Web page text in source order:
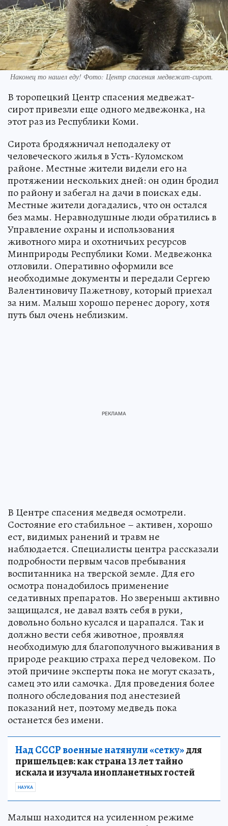
Наконец то нашел еду! Фото: Центр спасения медвежат-сирот.
В торопецкий Центр спасения медвежат-
сирот привезли еще одного медвежонка, на
этот раз из Республики Коми.
Сирота бродяжничал неподалеку от
человеческого жилья в Усть-Куломском
районе. Местные жители видели его на
протяжении нескольких дней: он один бродил
по району и забегал на дачи в поисках еды.
Местные жители догадались, что он остался
без мамы. Неравнодушные люди обратились в
Управление охраны и использования
животного мира и охотничьих ресурсов
Минприроды Республики Коми. Медвежонка
отловили. Оперативно оформили все
необходимые документы и передали Сергею
Валентиновичу Пажетнову, который приехал
за ним. Малыш хорошо перенес дорогу, хотя
путь был очень неблизким.
В Центре спасения медведя осмотрели.
Состояние его стабильное – активен, хорошо
ест, видимых ранений и травм не
наблюдается. Специалисты центра рассказали
подробности первым часов пребывания
воспитанника на тверской земле. Для его
осмотра понадобилось применение
седативных препаратов. Но звереныш активно
защищался, не давал взять себя в руки,
довольно больно кусался и царапался. Так и
должно вести себя животное, проявляя
необходимую для благополучного выживания в
природе реакцию страха перед человеком. По
этой причине эксперты пока не могут сказать,
самец это или самочка. Для проведения более
полного обследования под анестезией
показаний нет, поэтому медведь пока
останется без имени.
Над СССР военные натянули «сетку»для
пришельцев: как страна 13 лет тайно
искала и изучала инопланетных гостей
НАУКА
Малыш находится на усиленном режиме